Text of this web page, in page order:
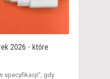
2026 - które
specyfikacji", gdy